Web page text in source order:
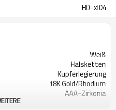
HD-xl04
Weiß
Halsketten
Kupferlegierung
18K Gold/Rhodium
AAA-Zirkonia
Trendy, Elegant, Minimalistisch,